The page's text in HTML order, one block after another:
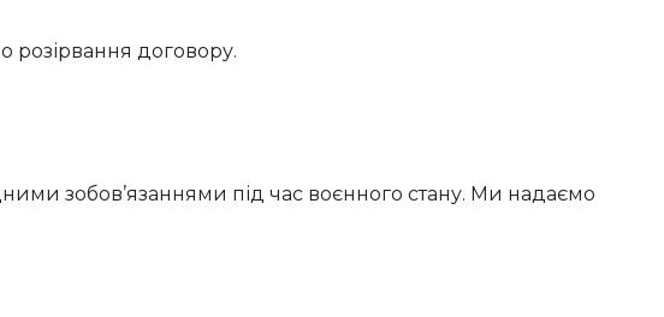
розірвання договору.
зобов’язаннями під час воєнного стану. Ми надаємо